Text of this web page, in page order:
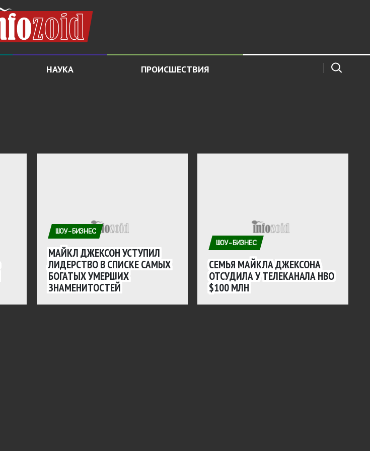
НАУКА ПРОИСШЕСТВИЯ
ШОУ-БИЗНЕС
МАЙКЛ ДЖЕКСОН УСТУПИЛ
ЛИДЕРСТВО В СПИСКЕ САМЫХ
БОГАТЫХ УМЕРШИХ
ЗНАМЕНИТОСТЕЙ
ШОУ-БИЗНЕС
СЕМЬЯ МАЙКЛА ДЖЕКСОНА
ОТСУДИЛА У ТЕЛЕКАНАЛА HBO
$100 МЛН